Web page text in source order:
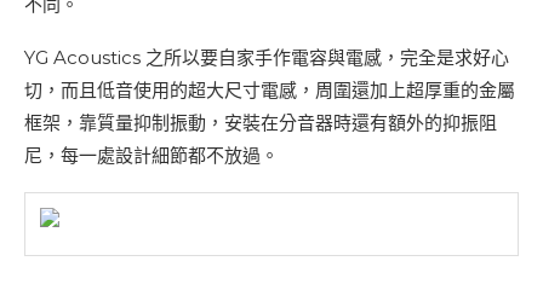
YG Acoustics 之所以要自家手作電容與電感，完全是求好心
切，而且低音使用的超大尺寸電感，周圍還加上超厚重的金屬
框架，靠質量抑制振動，安裝在分音器時還有額外的抑振阻
尼，每一處設計細節都不放過。